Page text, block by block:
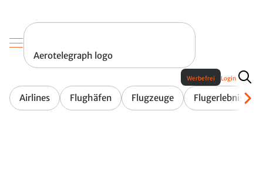
Aerotelegraph logo
Airlines Flughäfen Flugzeuge Flugerlebnis
Werbefrei Login